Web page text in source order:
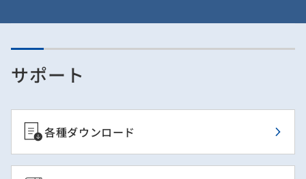
サポート
各種ダウンロード